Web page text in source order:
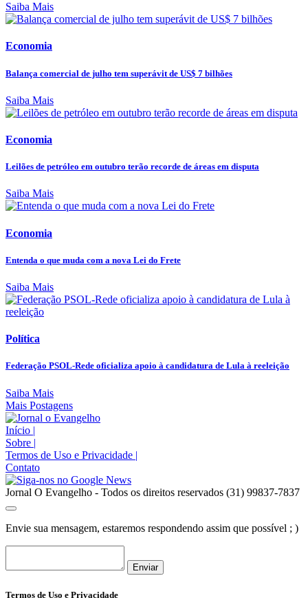
Saiba Mais
Economia
Balança comercial de julho tem superávit de US$ 7 bilhões
Saiba Mais
Economia
Leilões de petróleo em outubro terão recorde de áreas em disputa
Saiba Mais
Economia
Entenda o que muda com a nova Lei do Frete
Saiba Mais
Política
Federação PSOL-Rede oficializa apoio à candidatura de Lula à reeleição
Saiba Mais
Mais Postagens
Início |
Sobre |
Termos de Uso e Privacidade |
Contato
Jornal O Evangelho - Todos os direitos reservados (31) 99837-7837
Envie sua mensagem, estaremos respondendo assim que possível ; )
Enviar
Termos de Uso e Privacidade